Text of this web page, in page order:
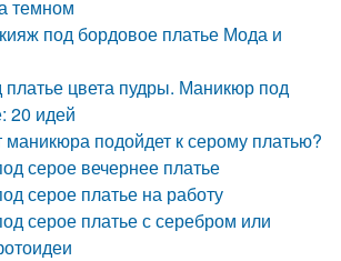
темном
под бордовое платье Мода и
цвета пудры. Маникюр под
20 идей
маникюра подойдет к серому платью?
серое вечернее платье
серое платье на работу
серое платье с серебром или